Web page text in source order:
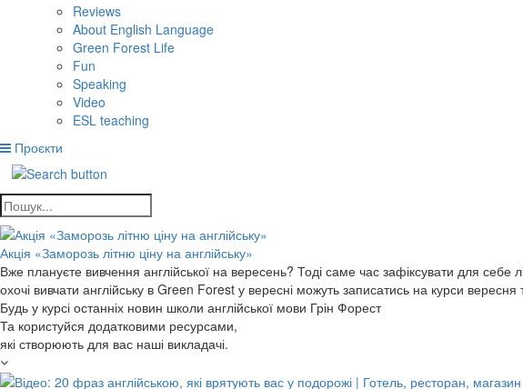
Reviews
About English Language
Green Forest Life
Fun
Speaking
Video
ESL teaching
Проєкти
Акція «Заморозь літню ціну на англійську»
Вже плануєте вивчення англійської на вересень? Тоді саме час зафіксувати для
охочі вивчати англійську в Green Forest у вересні можуть записатись на курси
Будь у курсі останніх новин школи англійської мови Грін Форест
Та користуйся додатковими ресурсами,
які створюють для вас наші викладачі.